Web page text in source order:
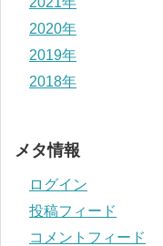
2020年
2019年
2018年
メタ情報
ログイン
投稿フィード
コメントフィード